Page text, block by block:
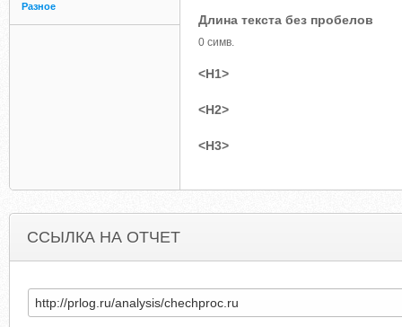
Разное
Длина текста без пробелов
0 симв.
<H1>
<H2>
<H3>
ССЫЛКА НА ОТЧЕТ